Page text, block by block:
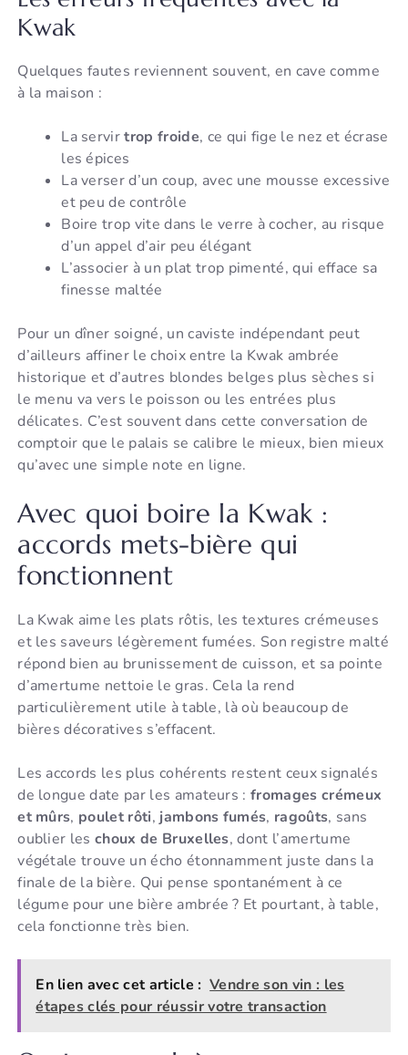
Kwak
Quelques fautes reviennent souvent, en cave comme
à la maison :
La servirtrop froide, ce qui fige le nez et écrase
les épices
La verser d’un coup, avec une mousse excessive
et peu de contrôle
Boire trop vite dans le verre à cocher, au risque
d’un appel d’air peu élégant
L’associer à un plat trop pimenté, qui efface sa
finesse maltée
Pour un dîner soigné, un caviste indépendant peut
d’ailleurs affiner le choix entre la Kwak ambrée
historique et d’autres blondes belges plus sèches si
le menu va vers le poisson ou les entrées plus
délicates. C’est souvent dans cette conversation de
comptoir que le palais se calibre le mieux, bien mieux
qu’avec une simple note en ligne.
Avec quoi boire la Kwak :
accords mets-bière qui
fonctionnent
La Kwak aime les plats rôtis, les textures crémeuses
et les saveurs légèrement fumées. Son registre malté
répond bien au brunissement de cuisson, et sa pointe
d’amertume nettoie le gras. Cela la rend
particulièrement utile à table, là où beaucoup de
bières décoratives s’effacent.
Les accords les plus cohérents restent ceux signalés
de longue date par les amateurs :fromages crémeux
et mûrs, poulet rôti, jambons fumés, ragoûts, sans
oublier leschoux de Bruxelles, dont l’amertume
végétale trouve un écho étonnamment juste dans la
finale de la bière. Qui pense spontanément à ce
légume pour une bière ambrée ? Et pourtant, à table,
cela fonctionne très bien.
En lien avec cet article : Vendre son vin : les
étapes clés pour réussir votre transaction